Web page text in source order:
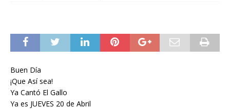
Buen Día
¡Que Así sea!
Ya Cantó El Gallo
Ya es JUEVES 20 de Abril